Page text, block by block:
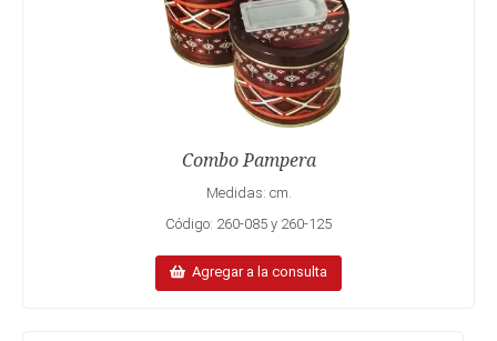
Combo Pampera
Medidas: cm.
Código: 260-085 y 260-125
Agregar a la consulta